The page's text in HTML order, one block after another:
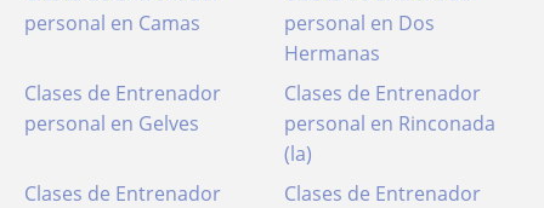
personal en Camas
personal en Dos
Hermanas
Clases de Entrenador
personal en Gelves
Clases de Entrenador
personal en Rinconada
(la)
Clases de Entrenador
Clases de Entrenador